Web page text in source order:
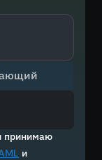
принимаю
и